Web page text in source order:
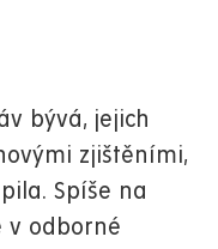
bývá, jejich
zjištěními,
Spíše na
v odborné